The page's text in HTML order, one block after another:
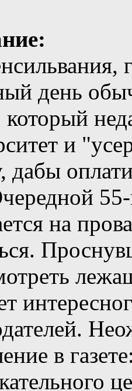
день
который
и
дабы
55-
на
в